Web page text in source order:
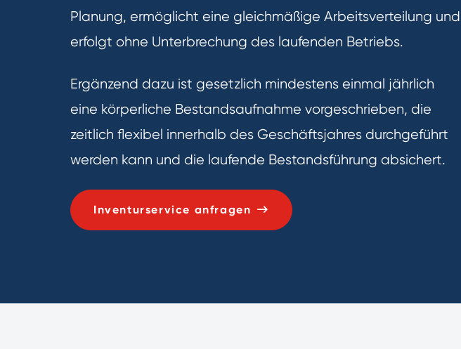
Planung, ermöglicht eine gleichmäßige Arbeitsverteilung und
erfolgt ohne Unterbrechung des laufenden Betriebs.
Ergänzend dazu ist gesetzlich mindestens einmal jährlich
eine körperliche Bestandsaufnahme vorgeschrieben, die
zeitlich flexibel innerhalb des Geschäftsjahres durchgeführt
werden kann und die laufende Bestandsführung absichert.
Inventurservice anfragen